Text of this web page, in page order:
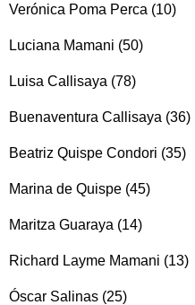
Verónica Poma Perca (10)
Luciana Mamani (50)
Luisa Callisaya (78)
Buenaventura Callisaya (36)
Beatriz Quispe Condori (35)
Marina de Quispe (45)
Maritza Guaraya (14)
Richard Layme Mamani (13)
Óscar Salinas (25)